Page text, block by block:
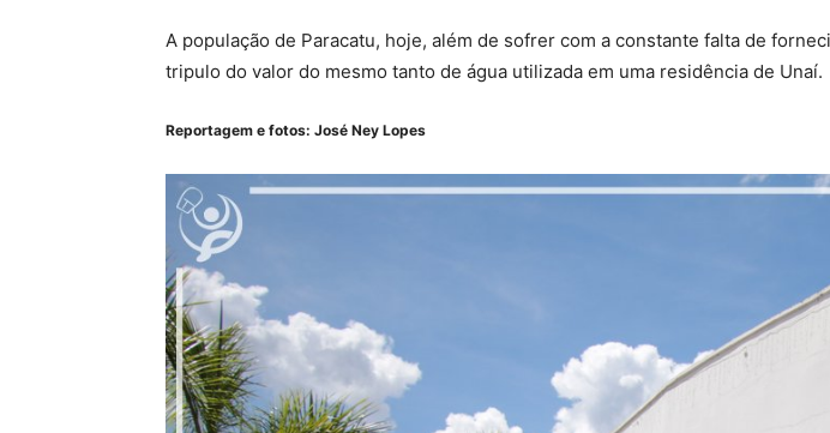
A população de Paracatu, hoje, além de sofrer com a constante falta de
tripulo do valor do mesmo tanto de água utilizada em uma residência de Unaí.
Reportagem e fotos: José Ney Lopes